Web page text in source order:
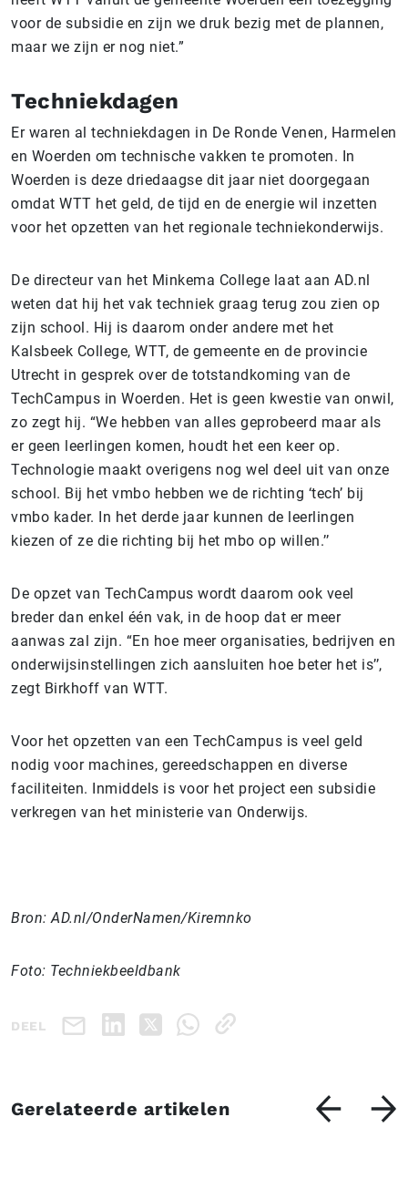
voor de subsidie en zijn we druk bezig met de plannen,
maar we zijn er nog niet.”
Techniekdagen
Er waren al techniekdagen in De Ronde Venen, Harmelen
en Woerden om technische vakken te promoten. In
Woerden is deze driedaagse dit jaar niet doorgegaan
omdat WTT het geld, de tijd en de energie wil inzetten
voor het opzetten van het regionale techniek­onderwijs.
De directeur van het Minkema College laat aan AD.nl
weten dat hij het vak techniek graag terug zou zien op
zijn school. Hij is daarom onder andere met het
Kalsbeek College, WTT, de gemeente en de provincie
Utrecht in gesprek over de totstandkoming van de
TechCampus in Woerden. Het is geen kwestie van onwil,
zo zegt hij. “We hebben van alles geprobeerd maar als
er geen leerlingen komen, houdt het een keer op.
Technologie maakt overigens nog wel deel uit van onze
school. Bij het vmbo hebben we de richting ‘tech’ bij
vmbo kader. In het derde jaar kunnen de leerlingen
kiezen of ze die richting bij het mbo op willen.’’
De opzet van TechCampus wordt daarom ook veel
breder dan enkel één vak, in de hoop dat er meer
aanwas zal zijn. “En hoe meer organisaties, bedrijven en
onderwijsinstellingen zich aansluiten hoe beter het is’’,
zegt Birkhoff van WTT.
Voor het opzetten van een TechCampus is veel geld
nodig voor machines, gereedschappen en diverse
faciliteiten. Inmiddels is voor het project een subsidie
verkregen van het ministerie van Onderwijs.
Bron: AD.nl/OnderNamen/Kiremnko
Foto: Techniekbeeldbank
DEEL
Gerelateerde artikelen